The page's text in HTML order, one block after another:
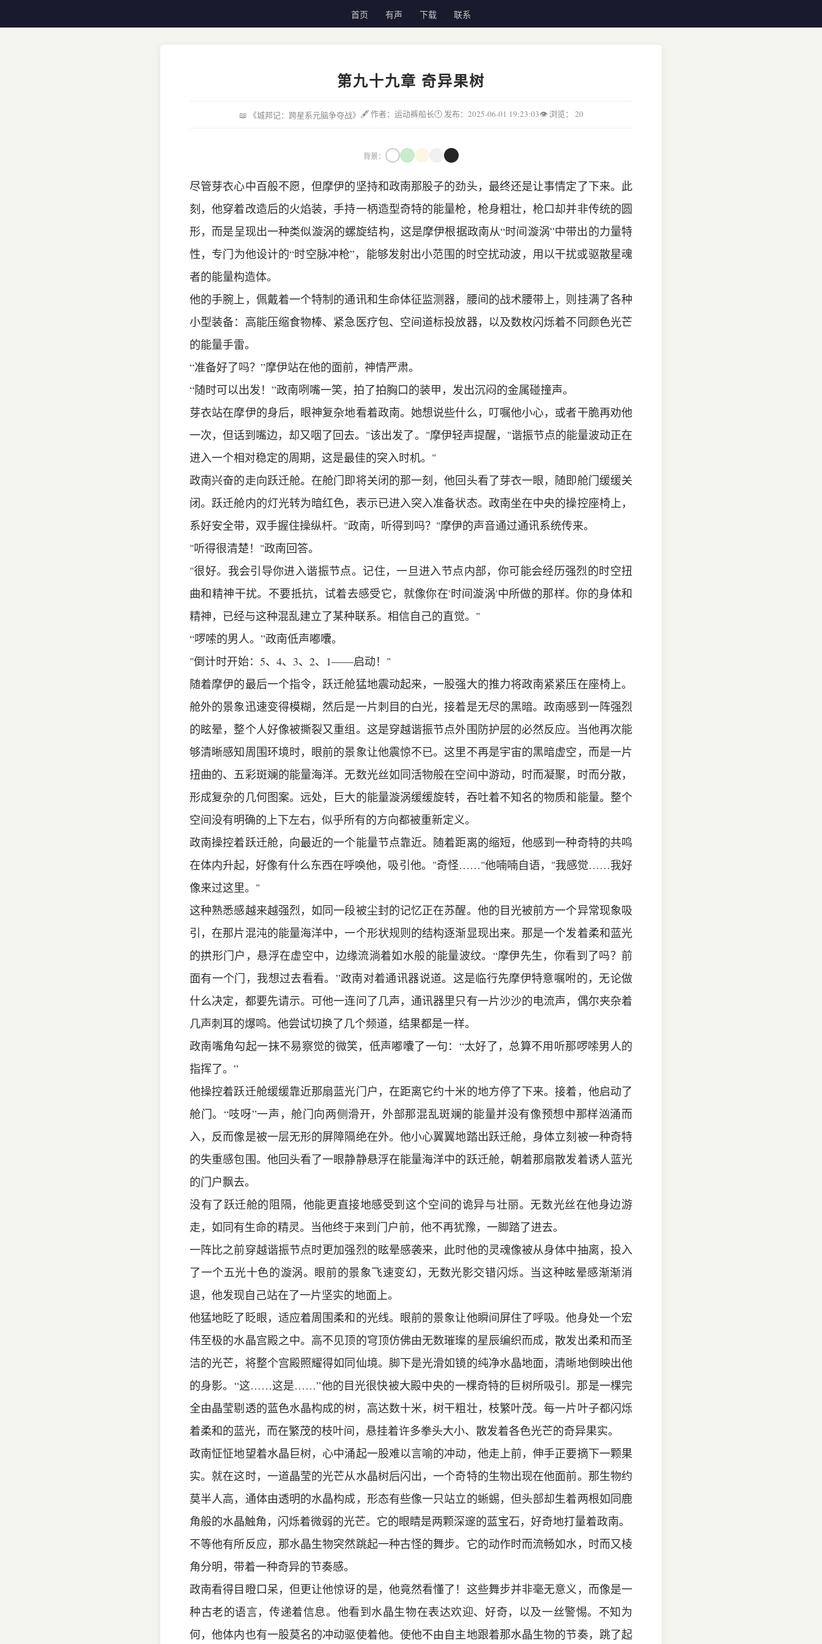
首页 有声 下载 联系
第九十九章 奇异果树
📖 《城邦记：跨星系元脑争夺战》 🖋 作者：运动裤船长🕐 发布：2025-06-01 19:23:03👁 浏览： 20
背景：
尽管芽衣心中百般不愿，但摩伊的坚持和政南那股子的劲头，最终还是让事情定了下来。此
刻，他穿着改造后的火焰装，手持一柄造型奇特的能量枪，枪身粗壮，枪口却并非传统的圆
形，而是呈现出一种类似漩涡的螺旋结构，这是摩伊根据政南从“时间漩涡”中带出的力量特
性，专门为他设计的“时空脉冲枪”，能够发射出小范围的时空扰动波，用以干扰或驱散星魂
者的能量构造体。
他的手腕上，佩戴着一个特制的通讯和生命体征监测器，腰间的战术腰带上，则挂满了各种
小型装备：高能压缩食物棒、紧急医疗包、空间道标投放器，以及数枚闪烁着不同颜色光芒
的能量手雷。
“准备好了吗？”摩伊站在他的面前，神情严肃。
“随时可以出发！”政南咧嘴一笑，拍了拍胸口的装甲，发出沉闷的金属碰撞声。
芽衣站在摩伊的身后，眼神复杂地看着政南。她想说些什么，叮嘱他小心，或者干脆再劝他
一次，但话到嘴边，却又咽了回去。"该出发了。"摩伊轻声提醒，"谐振节点的能量波动正在
进入一个相对稳定的周期，这是最佳的突入时机。"
政南兴奋的走向跃迁舱。在舱门即将关闭的那一刻，他回头看了芽衣一眼，随即舱门缓缓关
闭。跃迁舱内的灯光转为暗红色，表示已进入突入准备状态。政南坐在中央的操控座椅上，
系好安全带，双手握住操纵杆。"政南，听得到吗？"摩伊的声音通过通讯系统传来。
"听得很清楚！"政南回答。
"很好。我会引导你进入谐振节点。记住，一旦进入节点内部，你可能会经历强烈的时空扭
曲和精神干扰。不要抵抗，试着去感受它，就像你在'时间漩涡'中所做的那样。你的身体和
精神，已经与这种混乱建立了某种联系。相信自己的直觉。"
“啰嗦的男人。”政南低声嘟囔。
"倒计时开始：5、4、3、2、1——启动！"
随着摩伊的最后一个指令，跃迁舱猛地震动起来，一股强大的推力将政南紧紧压在座椅上。
舱外的景象迅速变得模糊，然后是一片刺目的白光，接着是无尽的黑暗。政南感到一阵强烈
的眩晕，整个人好像被撕裂又重组。这是穿越谐振节点外围防护层的必然反应。当他再次能
够清晰感知周围环境时，眼前的景象让他震惊不已。这里不再是宇宙的黑暗虚空，而是一片
扭曲的、五彩斑斓的能量海洋。无数光丝如同活物般在空间中游动，时而凝聚，时而分散，
形成复杂的几何图案。远处，巨大的能量漩涡缓缓旋转，吞吐着不知名的物质和能量。整个
空间没有明确的上下左右，似乎所有的方向都被重新定义。
政南操控着跃迁舱，向最近的一个能量节点靠近。随着距离的缩短，他感到一种奇特的共鸣
在体内升起，好像有什么东西在呼唤他，吸引他。"奇怪……"他喃喃自语，"我感觉……我好
像来过这里。"
这种熟悉感越来越强烈，如同一段被尘封的记忆正在苏醒。他的目光被前方一个异常现象吸
引，在那片混沌的能量海洋中，一个形状规则的结构逐渐显现出来。那是一个发着柔和蓝光
的拱形门户，悬浮在虚空中，边缘流淌着如水般的能量波纹。“摩伊先生，你看到了吗？前
面有一个门，我想过去看看。”政南对着通讯器说道。这是临行先摩伊特意嘱咐的，无论做
什么决定，都要先请示。可他一连问了几声，通讯器里只有一片沙沙的电流声，偶尔夹杂着
几声刺耳的爆鸣。他尝试切换了几个频道，结果都是一样。
政南嘴角勾起一抹不易察觉的微笑，低声嘟囔了一句：“太好了，总算不用听那啰嗦男人的
指挥了。”
他操控着跃迁舱缓缓靠近那扇蓝光门户，在距离它约十米的地方停了下来。接着，他启动了
舱门。“吱呀”一声，舱门向两侧滑开，外部那混乱斑斓的能量并没有像预想中那样汹涌而
入，反而像是被一层无形的屏障隔绝在外。他小心翼翼地踏出跃迁舱，身体立刻被一种奇特
的失重感包围。他回头看了一眼静静悬浮在能量海洋中的跃迁舱，朝着那扇散发着诱人蓝光
的门户飘去。
没有了跃迁舱的阻隔，他能更直接地感受到这个空间的诡异与壮丽。无数光丝在他身边游
走，如同有生命的精灵。当他终于来到门户前，他不再犹豫，一脚踏了进去。
一阵比之前穿越谐振节点时更加强烈的眩晕感袭来，此时他的灵魂像被从身体中抽离，投入
了一个五光十色的漩涡。眼前的景象飞速变幻，无数光影交错闪烁。当这种眩晕感渐渐消
退，他发现自己站在了一片坚实的地面上。
他猛地眨了眨眼，适应着周围柔和的光线。眼前的景象让他瞬间屏住了呼吸。他身处一个宏
伟至极的水晶宫殿之中。高不见顶的穹顶仿佛由无数璀璨的星辰编织而成，散发出柔和而圣
洁的光芒，将整个宫殿照耀得如同仙境。脚下是光滑如镜的纯净水晶地面，清晰地倒映出他
的身影。“这……这是……”他的目光很快被大殿中央的一棵奇特的巨树所吸引。那是一棵完
全由晶莹剔透的蓝色水晶构成的树，高达数十米，树干粗壮，枝繁叶茂。每一片叶子都闪烁
着柔和的蓝光，而在繁茂的枝叶间，悬挂着许多拳头大小、散发着各色光芒的奇异果实。
政南怔怔地望着水晶巨树，心中涌起一股难以言喻的冲动，他走上前，伸手正要摘下一颗果
实。就在这时，一道晶莹的光芒从水晶树后闪出，一个奇特的生物出现在他面前。那生物约
莫半人高，通体由透明的水晶构成，形态有些像一只站立的蜥蜴，但头部却生着两根如同鹿
角般的水晶触角，闪烁着微弱的光芒。它的眼睛是两颗深邃的蓝宝石，好奇地打量着政南。
不等他有所反应，那水晶生物突然跳起一种古怪的舞步。它的动作时而流畅如水，时而又棱
角分明，带着一种奇异的节奏感。
政南看得目瞪口呆，但更让他惊讶的是，他竟然看懂了！这些舞步并非毫无意义，而像是一
种古老的语言，传递着信息。他看到水晶生物在表达欢迎、好奇，以及一丝警惕。不知为
何，他体内也有一股莫名的冲动驱使着他。使他不由自主地跟着那水晶生物的节奏，跳了起